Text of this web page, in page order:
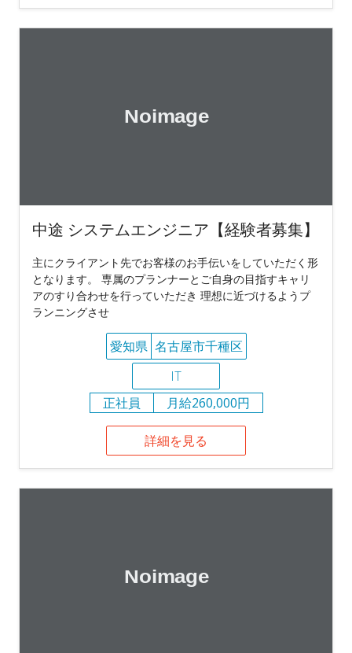
中途 システムエンジニア【経験者募集】
主にクライアント先でお客様のお手伝いをしていただく形
となります。 専属のプランナーとご自身の目指すキャリ
アのすり合わせを行っていただき 理想に近づけるようプ
ランニングさせ
愛知県 名古屋市千種区
IT
正社員
月給260,000円
詳細を見る